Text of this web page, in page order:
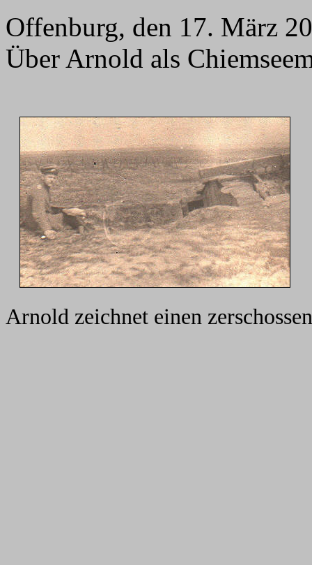
Offenburg, den 17. März
Über Arnold als
Arnold zeichnet einen